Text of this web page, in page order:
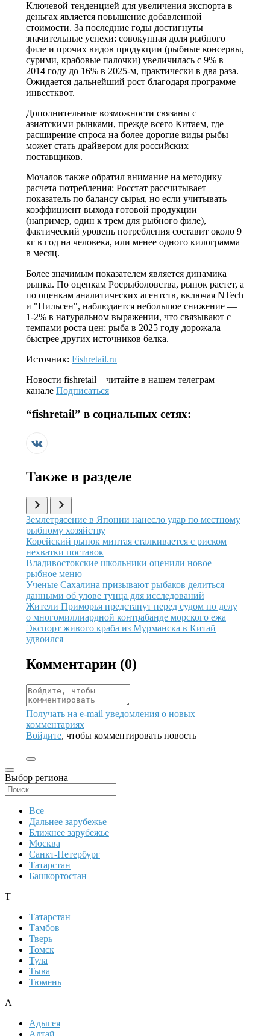
Ключевой тенденцией для увеличения экспорта в
деньгах является повышение добавленной
стоимости. За последние годы достигнуты
значительные успехи: совокупная доля рыбного
филе и прочих видов продукции (рыбные консервы,
сурими, крабовые палочки) увеличилась с 9% в
2014 году до 16% в 2025-м, практически в два раза.
Ожидается дальнейший рост благодаря программе
инвестквот.
Дополнительные возможности связаны с
азиатскими рынками, прежде всего Китаем, где
расширение спроса на более дорогие виды рыбы
может стать драйвером для российских
поставщиков.
Мочалов также обратил внимание на методику
расчета потребления: Росстат рассчитывает
показатель по балансу сырья, но если учитывать
коэффициент выхода готовой продукции
(например, один к трем для рыбного филе),
фактический уровень потребления составит около 9
кг в год на человека, или менее одного килограмма
в месяц.
Более значимым показателем является динамика
рынка. По оценкам Росрыболовства, рынок растет, а
по оценкам аналитических агентств, включая NTech
и "Нильсен", наблюдается небольшое снижение —
1-2% в натуральном выражении, что связывают с
темпами роста цен: рыба в 2025 году дорожала
быстрее других источников белка.
Источник: Fishretail.ru
Новости fishretail – читайте в нашем телеграм
канале Подписаться
“fishretail” в социальных сетях:
Также в разделе
Иллюстрация новости
Землетрясение в Японии нанесло удар по местному
рыбному хозяйству
Иллюстрация новости
Корейский рынок минтая сталкивается с риском
нехватки поставок
Иллюстрация новости
Владивостокские школьники оценили новое
рыбное меню
Иллюстрация новости
Ученые Сахалина призывают рыбаков делиться
данными об улове тунца для исследований
Иллюстрация новости
Жители Приморья предстанут перед судом по делу
о многомиллиардной контрабанде морского ежа
Иллюстрация новости
Экспорт живого краба из Мурманска в Китай
удвоился
Комментарии (0)
Получать на e‑mail уведомления о новых
комментариях
Войдите, чтобы комментировать новость
Выбор региона
Все
Дальнее зарубежье
Ближнее зарубежье
Москва
Санкт-Петербург
Татарстан
Башкортостан
Т
Татарстан
Тамбов
Тверь
Томск
Тула
Тыва
Тюмень
А
Адыгея